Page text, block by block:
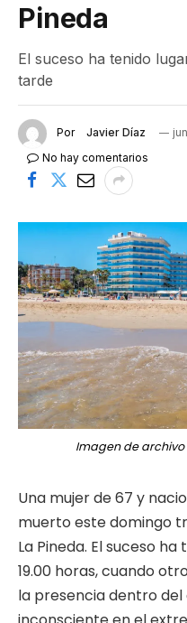
Pineda
El suceso ha tenido
tarde
Por Javier Díaz
No hay comentarios
Imagen de archivo
Una mujer de 67 y
muerto este domingo
La Pineda. El suceso
19.00 horas, cuando
la presencia dentro del